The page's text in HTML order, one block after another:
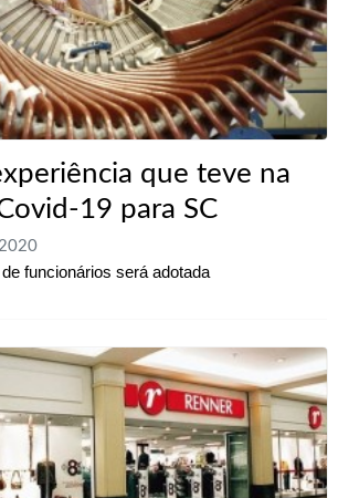
que teve na
19 para SC
funcionários será adotada